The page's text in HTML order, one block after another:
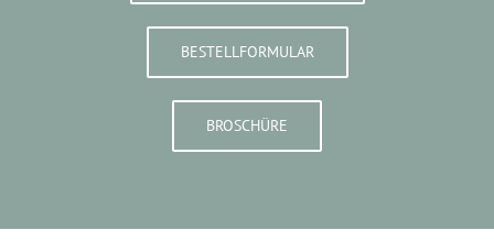
BESTELLFORMULAR
BROSCHÜRE